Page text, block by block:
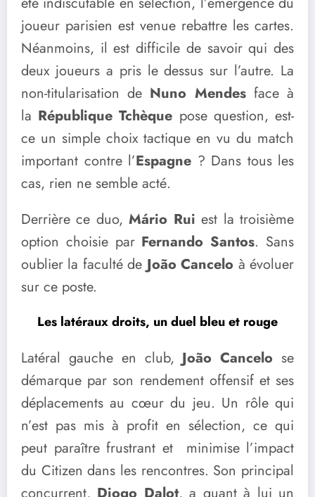
joueur parisien est venue rebattre les cartes.
Néanmoins, il est difficile de savoir qui des
deux joueurs a pris le dessus sur l’autre. La
non-titularisation de Nuno Mendesface à
la République Tchèque pose question, est-
ce un simple choix tactique en vu du match
important contre l’Espagne ? Dans tous les
cas, rien ne semble acté.
Derrière ce duo,Mário Rui est la troisième
option choisie par Fernando Santos. Sans
oublier la faculté deJoão Cancelo à évoluer
sur ce poste.
Les latéraux droits, un duel bleu et rouge
Latéral gauche en club,João Cancelo se
démarque par son rendement offensif et ses
déplacements au cœur du jeu. Un rôle qui
n’est pas mis à profit en sélection, ce qui
peut paraître frustrant et minimise l’impact
du Citizen dans les rencontres. Son principal